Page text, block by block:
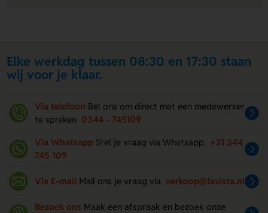
Elke werkdag tussen 08:30 en 17:30 staan
wij voor je klaar.
Via telefoon Bel ons om direct met een medewerker
te spreken 0344 - 745109
Via Whatsapp Stel je vraag via Whatsapp. +31 344
745 109
Via E-mail Mail ons je vraag via verkoop@lavista.nl
Bezoek ons Maak een afspraak en bezoek onze